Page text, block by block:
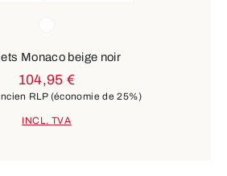
Monaco beige noir
104,95 €
RLP (économie de 25%)
INCL. TVA